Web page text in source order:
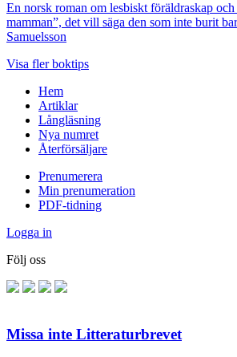
En norsk roman om lesbiskt föräldraskap och
mamman”, det vill säga den som inte burit
Samuelsson
Visa fler boktips
Hem
Artiklar
Långläsning
Nya numret
Återförsäljare
Prenumerera
Min prenumeration
PDF-tidning
Logga in
Följ oss
Missa inte Litteraturbrevet